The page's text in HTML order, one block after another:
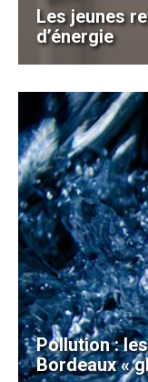
Les jeunes
d’énergie
Pollution :
Bordeaux «